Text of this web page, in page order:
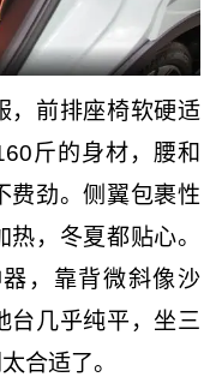
，前排座椅软硬适
斤的身材，腰和
费劲。侧翼包裹性
，冬夏都贴心。
，靠背微斜像沙
台几乎纯平，坐三
合适了。